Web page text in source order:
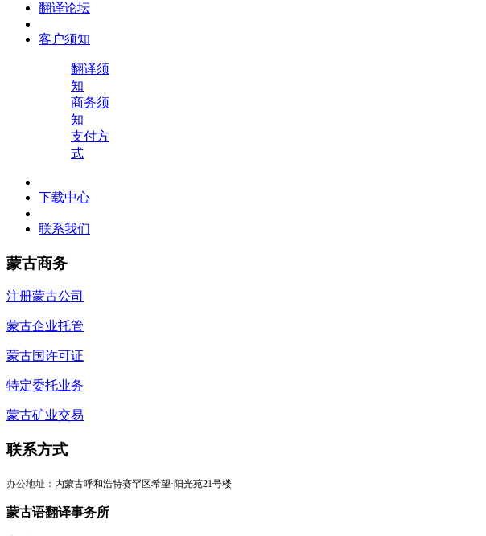
翻译论坛
客户须知
翻译须
知
商务须
知
支付方
式
下载中心
联系我们
蒙古商务
注册蒙古公司
蒙古企业托管
蒙古国许可证
特定委托业务
蒙古矿业交易
联系方式
办公地址： 内蒙古呼和浩特赛罕区希望·阳光苑21号楼
蒙古语翻译事务所